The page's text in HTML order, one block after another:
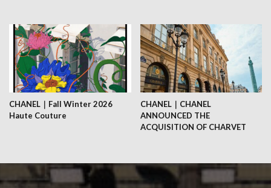
CHANEL｜Fall Winter 2026
Haute Couture
CHANEL｜CHANEL
ANNOUNCED THE
ACQUISITION OF CHARVET